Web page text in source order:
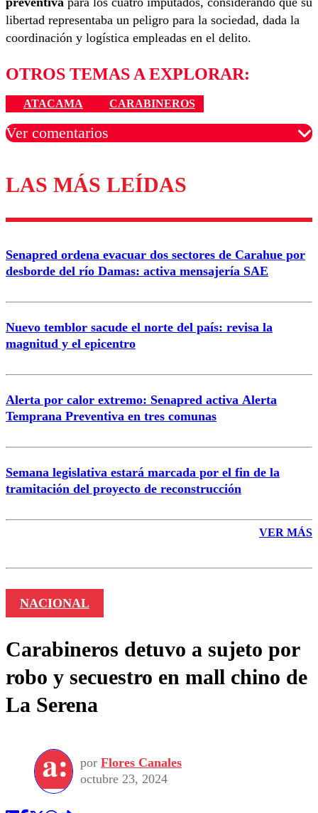
libertad representaba un peligro para la sociedad, dada la
coordinación y logística empleadas en el delito.
OTROS TEMAS A EXPLORAR:
ATACAMA CARABINEROS
Ver comentarios
Los comentarios son moderados para garantizar un
diálogo respetuoso.
Nombre
Correo
LAS MÁS LEÍDAS
Senapred ordena evacuar dos sectores de Carahue por
desborde del río Damas: activa mensajería SAE
Nuevo temblor sacude el norte del país: revisa la
magnitud y el epicentro
Alerta por calor extremo: Senapred activa Alerta
Temprana Preventiva en tres comunas
Semana legislativa estará marcada por el fin de la
tramitación del proyecto de reconstrucción
VER MÁS
NACIONAL
Carabineros detuvo a sujeto por
robo y secuestro en mall chino de
La Serena
por Flores Canales
octubre 23, 2024